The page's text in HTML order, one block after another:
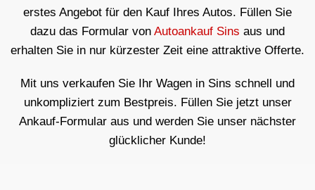
erstes Angebot für den Kauf Ihres Autos. Füllen Sie
dazu das Formular von Autoankauf Sins aus und
erhalten Sie in nur kürzester Zeit eine attraktive Offerte.
Mit uns verkaufen Sie Ihr Wagen in Sins schnell und
unkompliziert zum Bestpreis. Füllen Sie jetzt unser
Ankauf-Formular aus und werden Sie unser nächster
glücklicher Kunde!